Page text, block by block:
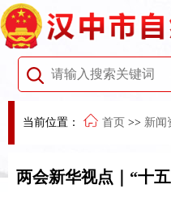
当前位置： 首页 >> 新闻